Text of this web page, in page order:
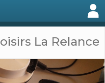
La Relance